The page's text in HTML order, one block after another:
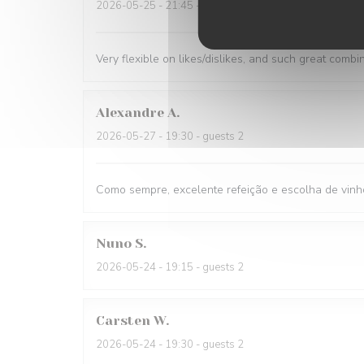
2026-05-25 - 21:45 - guests 1
Very flexible on likes/dislikes, and such great
Alexandre A
2026-05-27 - 19:30 - guests 2
Como sempre, excelente refeição e escolha de
Nuno S
2026-05-24 - 19:15 - guests 2
Carsten W
2026-05-24 - 19:30 - guests 2